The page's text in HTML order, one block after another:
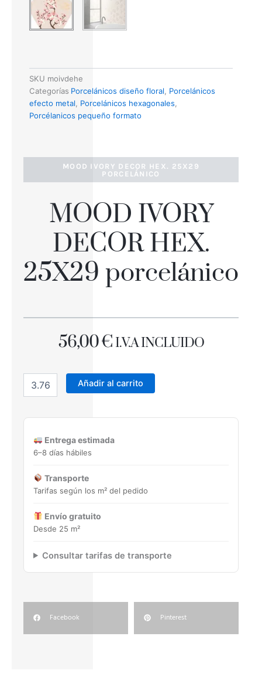
SKU moivdehe
Categorías Porcelánicos diseño floral
Porcelánicos
efecto metal
Porcelánicos hexagonales
Porcélanicos pequeño formato
MOOD IVORY DECOR HEX. 25X29
PORCELÁNICO
MOOD IVORY
DECOR HEX.
25X29 porcelánico
56,00€ I.V.A INCLUIDO
MOOD
IVORY
DECOR
25X29
cantidad
Añadir al carrito
Entrega estimada
6–8 días hábiles
Transporte
Tarifas según los m² del pedido
Envío gratuito
Desde 25 m²
Consultar tarifas de transporte
Facebook Pinterest